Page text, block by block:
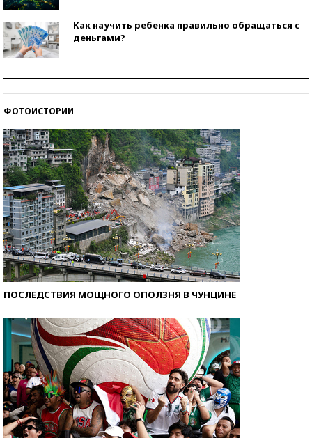
Как научить ребенка правильно обращаться с
деньгами?
ФОТОИСТОРИИ
ПОСЛЕДСТВИЯ МОЩНОГО ОПОЛЗНЯ В ЧУНЦИНЕ